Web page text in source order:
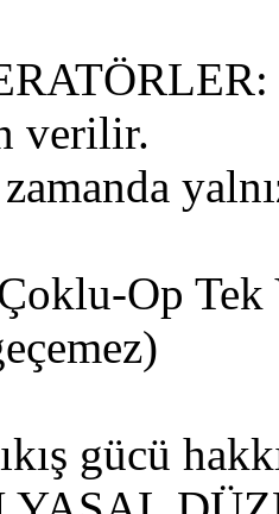
verilir.
Op
gücü